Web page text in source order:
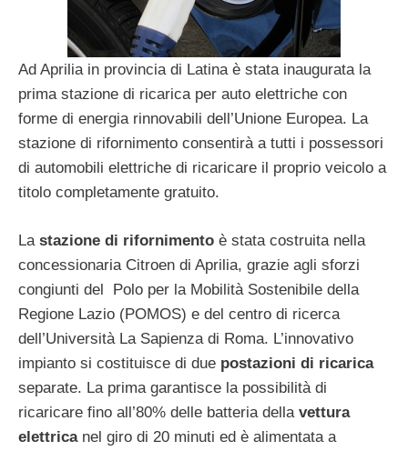
Ad Aprilia in provincia di Latina è stata inaugurata la
prima stazione di ricarica per auto elettriche con
forme di energia rinnovabili dell’Unione Europea. La
stazione di rifornimento consentirà a tutti i possessori
di automobili elettriche di ricaricare il proprio veicolo a
titolo completamente gratuito.
La stazione di rifornimento è stata costruita nella
concessionaria Citroen di Aprilia, grazie agli sforzi
congiunti del Polo per la Mobilità Sostenibile della
Regione Lazio (POMOS) e del centro di ricerca
dell’Università La Sapienza di Roma. L’innovativo
impianto si costituisce di due postazioni di ricarica
separate. La prima garantisce la possibilità di
ricaricare fino all’80% delle batteria della vettura
elettricanel giro di 20 minuti ed è alimentata a